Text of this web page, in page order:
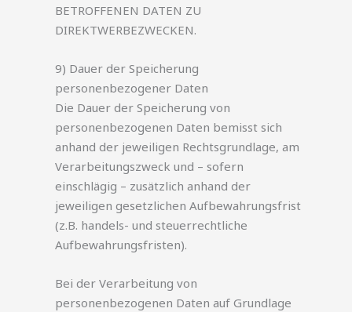
BETROFFENEN DATEN ZU
DIREKTWERBEZWECKEN.
9) Dauer der Speicherung
personenbezogener Daten
Die Dauer der Speicherung von
personenbezogenen Daten bemisst sich
anhand der jeweiligen Rechtsgrundlage, am
Verarbeitungszweck und – sofern
einschlägig – zusätzlich anhand der
jeweiligen gesetzlichen Aufbewahrungsfrist
(z.B. handels- und steuerrechtliche
Aufbewahrungsfristen).
Bei der Verarbeitung von
personenbezogenen Daten auf Grundlage